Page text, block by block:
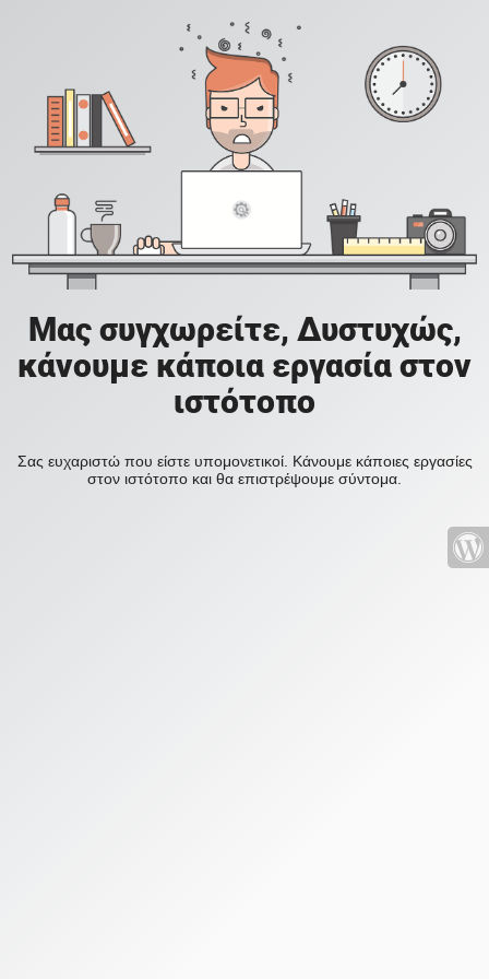
Μας συγχωρείτε, Δυστυχώς,
κάνουμε κάποια εργασία στον
ιστότοπο
Σας ευχαριστώ που είστε υπομονετικοί. Κάνουμε κάποιες εργασίες
στον ιστότοπο και θα επιστρέψουμε σύντομα.